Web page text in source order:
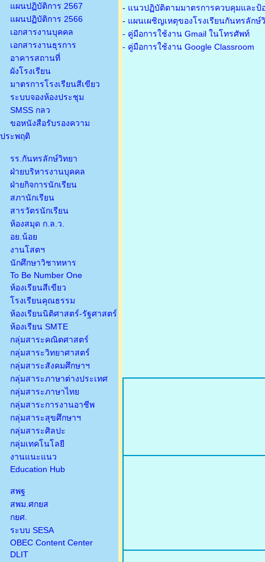
แผนปฏิบัติการ 2567
แผนปฏิบัติการ 2566
เอกสารงานบุคคล
เอกสารงานธุรการ
อาคารสถานที่
ผังโรงเรียน
มาตรการโรงเรียนสีเขียว
ระบบจองห้องประชุม
SMSS กลว
ขอหนังสือรับรองความ
ประพฤติ
รร.กันทรลักษ์วิทยา
ฝ่ายบริหารงานบุคคล
ฝ่ายกิจการนักเรียน
สภานักเรียน
สารวัตรนักเรียน
ห้องสมุด ก.ล.ว.
อย.น้อย
งานโสตฯ
นักศึกษาวิชาทหาร
To Be Number One
ห้องเรียนสีเขียว
โรงเรียนคุณธรรม
ห้องเรียนนิติศาสตร์-รัฐศาสตร์
ห้องเรียน SMTE
กลุ่มสาระคณิตศาสตร์
กลุ่มสาระวิทยาศาสตร์
กลุ่มสาระสังคมศึกษาฯ
กลุ่มสาระภาษาต่างประเทศ
กลุ่มสาระภาษาไทย
กลุ่มสาระการงานอาชีพ
กลุ่มสาระสุขศึกษาฯ
กลุ่มสาระศิลปะ
กลุ่มเทคโนโลยี
งานแนะแนว
Education Hub
สพฐ
สพม.ศกยส
กยศ.
ระบบ SESA
OBEC Content Center
DLIT
- แนวปฏิบัติตามมาตรการควบคุมและป้
- แผนเผชิญเหตุของโรงเรียนกันทรลัก
- คู่มือการใช้งาน Gmail ในโทรศัพท์
- คู่มือการใช้งาน Google Classroom